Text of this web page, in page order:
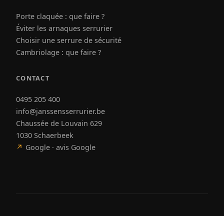
Porte claquée : que faire ?
Éviter les arnaques serrurier
Choisir une serrure de sécurité
Cambriolage : que faire ?
CONTACT
0495 205 400
info@janssensserrurier.be
Chaussée de Louvain 629
1030 Schaerbeek
↗ Google · avis Google